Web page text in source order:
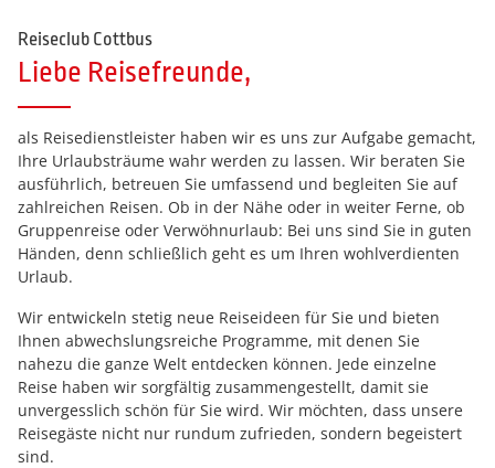
Reiseclub Cottbus
Liebe Reisefreunde,
als Reisedienstleister haben wir es uns zur Aufgabe gemacht,
Ihre Urlaubsträume wahr werden zu lassen. Wir beraten Sie
ausführlich, betreuen Sie umfassend und begleiten Sie auf
zahlreichen Reisen. Ob in der Nähe oder in weiter Ferne, ob
Gruppenreise oder Verwöhnurlaub: Bei uns sind Sie in guten
Händen, denn schließlich geht es um Ihren wohlverdienten
Urlaub.
Wir entwickeln stetig neue Reiseideen für Sie und bieten
Ihnen abwechslungsreiche Programme, mit denen Sie
nahezu die ganze Welt entdecken können. Jede einzelne
Reise haben wir sorgfältig zusammengestellt, damit sie
unvergesslich schön für Sie wird. Wir möchten, dass unsere
Reisegäste nicht nur rundum zufrieden, sondern begeistert
sind.